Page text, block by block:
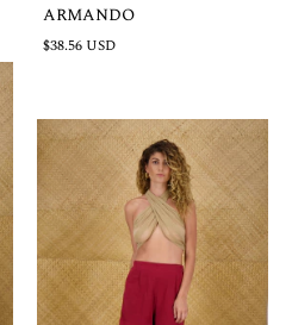
ARMANDO
$38.56 USD